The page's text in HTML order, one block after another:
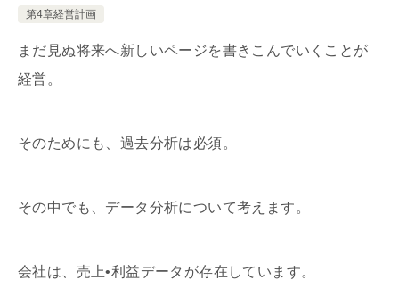
第4章経営計画
まだ見ぬ将来へ新しいページを書きこんでいくことが
経営。
そのためにも、過去分析は必須。
その中でも、データ分析について考えます。
会社は、売上•利益データが存在しています。